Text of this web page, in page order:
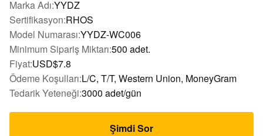
Marka Adı:YYDZ
Sertifikasyon:RHOS
Model Numarası:YYDZ-WC006
Minimum Sipariş Miktarı:500 adet.
Fiyat:USD$7.8
Ödeme Koşulları:L/C, T/T, Western Union, MoneyGram
Tedarik Yeteneği:3000 adet/gün
Şimdi Sor